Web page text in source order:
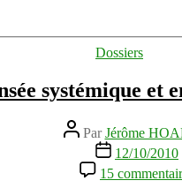
Catégories
Dossiers
systémique et
Auteur
de
l’article
ParJérôme
Date
de
l’article
12/10/2010
15